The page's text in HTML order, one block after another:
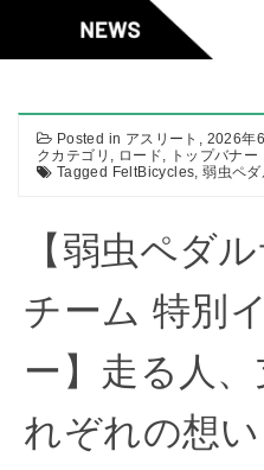
content
Posted in アスリート , 2026年6
クカテゴリ , ロード, トップバナー
Tagged FeltBicycles,弱虫ペ
【弱虫ペダ
チーム 特別
ー】走る人
れぞれの想